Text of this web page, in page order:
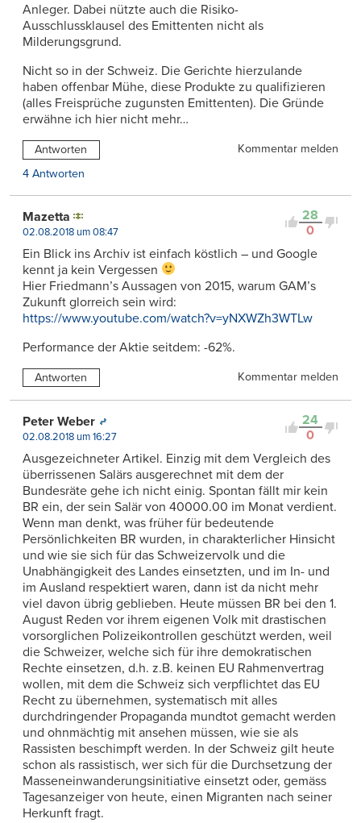
Anleger. Dabei nützte auch die Risiko-
Ausschlussklausel des Emittenten nicht als
Milderungsgrund.
Nicht so in der Schweiz. Die Gerichte hierzulande
haben offenbar Mühe, diese Produkte zu qualifizieren
(alles Freisprüche zugunsten Emittenten). Die Gründe
erwähne ich hier nicht mehr…
Antworten
Kommentar melden
4 Antworten
28
0
Mazetta
02.08.2018 um 08:47
Ein Blick ins Archiv ist einfach köstlich – und Google
kennt ja kein Vergessen
Hier Friedmann’s Aussagen von 2015, warum GAM’s
Zukunft glorreich sein wird:
https://www.youtube.com/watch?v=yNXWZh3WTLw
Performance der Aktie seitdem: -62%.
Antworten Kommentar melden
24
0
Peter Weber
02.08.2018 um 16:27
Ausgezeichneter Artikel. Einzig mit dem Vergleich des
überrissenen Salärs ausgerechnet mit dem der
Bundesräte gehe ich nicht einig. Spontan fällt mir kein
BR ein, der sein Salär von 40000.00 im Monat verdient.
Wenn man denkt, was früher für bedeutende
Persönlichkeiten BR wurden, in charakterlicher Hinsicht
und wie sie sich für das Schweizervolk und die
Unabhängigkeit des Landes einsetzten, und im In- und
im Ausland respektiert waren, dann ist da nicht mehr
viel davon übrig geblieben. Heute müssen BR bei den 1.
August Reden vor ihrem eigenen Volk mit drastischen
vorsorglichen Polizeikontrollen geschützt werden, weil
die Schweizer, welche sich für ihre demokratischen
Rechte einsetzen, d.h. z.B. keinen EU Rahmenvertrag
wollen, mit dem die Schweiz sich verpflichtet das EU
Recht zu übernehmen, systematisch mit alles
durchdringender Propaganda mundtot gemacht werden
und ohnmächtig mit ansehen müssen, wie sie als
Rassisten beschimpft werden. In der Schweiz gilt heute
schon als rassistisch, wer sich für die Durchsetzung der
Masseneinwanderungsinitiative einsetzt oder, gemäss
Tagesanzeiger von heute, einen Migranten nach seiner
Herkunft fragt.